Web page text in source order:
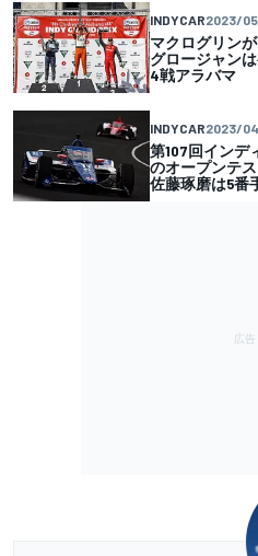
INDYCAR2023/
マクログリン
グロージャン
4戦アラバマ
INDYCAR2023/
第107回インデ
のオープンテ
佐藤琢磨は5番